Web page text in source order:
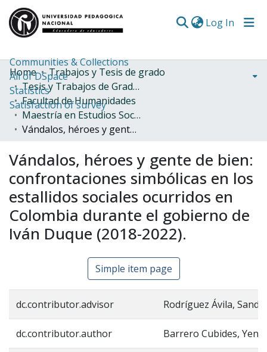
Log In
Communities & Collections
All of DSpace
Statistics
Satisfaction of survey
Home
Trabajos y Tesis de grado
Tesis y Trabajos de Grado (Posgrado)
Facultad de Humanidades
Maestría en Estudios Sociales
Vándalos, héroes y gente de bien: confrontaciones simbólicas en los estallidos sociales ocurridos en Colombia durante el gobierno de Iván Duque (2018-2022).
Vándalos, héroes y gente de bien:
confrontaciones simbólicas en los
estallidos sociales ocurridos en
Colombia durante el gobierno de
Iván Duque (2018-2022).
Simple item page
dc.contributor.advisor Rodríguez Ávila,
dc.contributor.author Barrero Cubides,